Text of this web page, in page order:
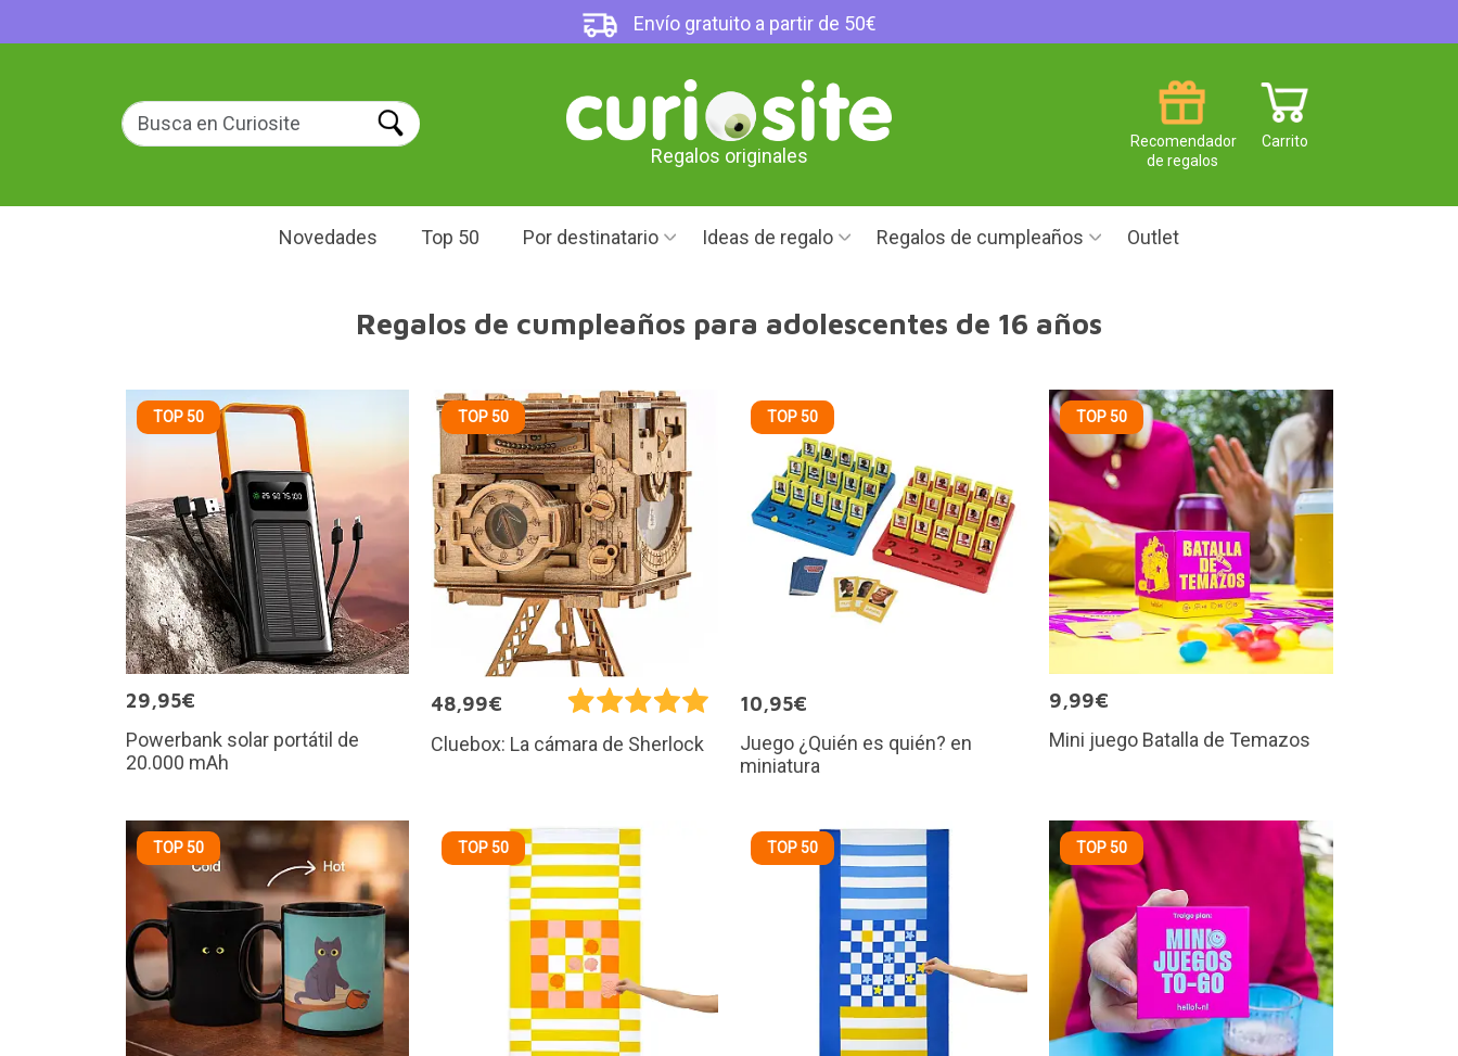
Envío gratuito a partir de 50€
Regalos originales
Carrito
Recomendador
de regalos
Novedades Top 50 Por destinatario Ideas de regalo Regalos de cumpleaños Outlet
Regalos de cumpleaños para adolescentes de 16 años
TOP 50
29,95€
Powerbank solar portátil de
20.000 mAh
TOP 50
48,99€
Cluebox: La cámara de Sherlock
TOP 50
10,95€
Juego ¿Quién es quién? en
miniatura
TOP 50
9,99€
Mini juego Batalla de Temazos
TOP 50 TOP 50 TOP 50 TOP 50